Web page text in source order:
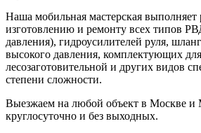
Наша мобильная мастерская выполняет
изготовлению и ремонту всех типов
давления), гидроусилителей руля,
высокого давления, комплектующих
лесозаготовительной и других видов
степени сложности.
Выезжаем на любой объект в Москве и
круглосуточно и без выходных.